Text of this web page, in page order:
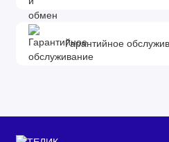
Рамка
Скошенные края
поверхности
Всего конфорок
Гарантийное